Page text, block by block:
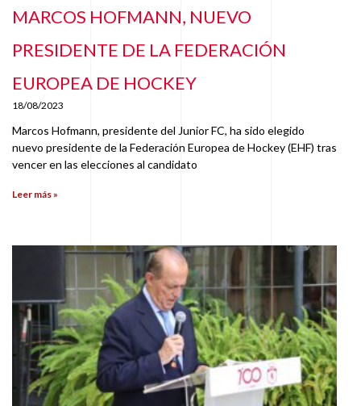
MARCOS HOFMANN, NUEVO
PRESIDENTE DE LA FEDERACIÓN
EUROPEA DE HOCKEY
18/08/2023
Marcos Hofmann, presidente del Junior FC, ha sido elegido
nuevo presidente de la Federación Europea de Hockey (EHF) tras
vencer en las elecciones al candidato
Leer más »